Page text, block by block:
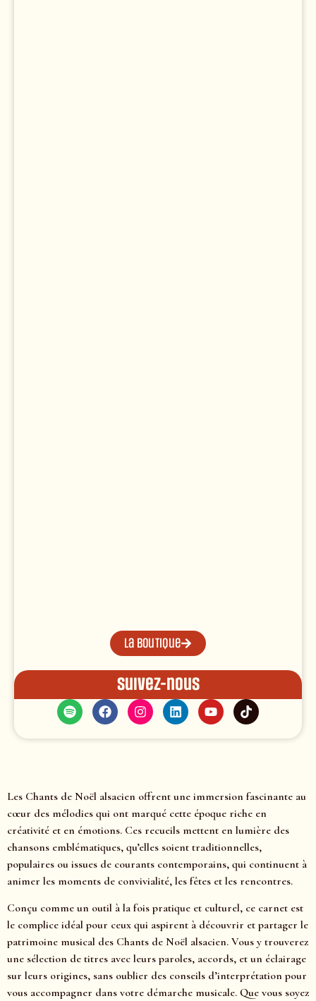
La boutique
Suivez-nous
Les Chants de Noël alsacien offrent une immersion fascinante au
cœur des mélodies qui ont marqué cette époque riche en
créativité et en émotions. Ces recueils mettent en lumière des
chansons emblématiques, qu’elles soient traditionnelles,
populaires ou issues de courants contemporains, qui continuent à
animer les moments de convivialité, les fêtes et les rencontres.
Conçu comme un outil à la fois pratique et culturel, ce carnet est
le complice idéal pour ceux qui aspirent à découvrir et partager le
patrimoine musical des Chants de Noël alsacien. Vous y trouverez
une sélection de titres avec leurs paroles, accords, et un éclairage
sur leurs origines, sans oublier des conseils d’interprétation pour
vous accompagner dans votre démarche musicale. Que vous soyez